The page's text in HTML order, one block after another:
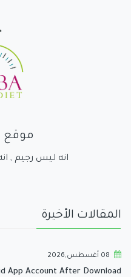
موقع
انه ليس رجيم ,
المقالات الأخيرة
08 أغسطس,2026
App Account After Download